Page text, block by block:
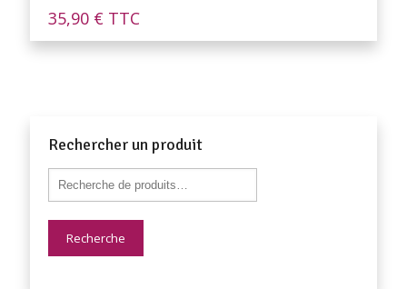
35,90 € TTC
Rechercher un produit
Recherche